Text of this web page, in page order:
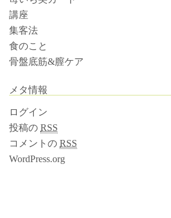
講座
集客法
食のこと
骨盤底筋&膣ケア
メタ情報
ログイン
投稿の RSS
コメントの RSS
WordPress.org